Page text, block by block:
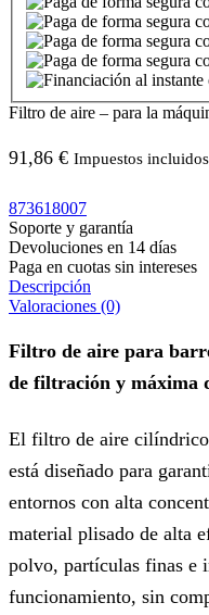
Filtro de aire – para la
91,86 € Impuestos incluidos
873618007
Soporte y garantía
Devoluciones en 14 días
Paga en cuotas sin intereses
Descripción
Valoraciones (0)
Filtro de aire para
de filtración y máxima
El filtro de aire
está diseñado para
entornos con alta
material plisado de alta
polvo, partículas finas e
funcionamiento, sin